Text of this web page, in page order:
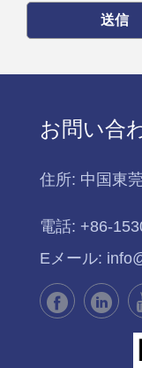
送信
お問い合
住所: 中国東
電話: +86-
Eメール: